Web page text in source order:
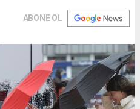
ABONE OL